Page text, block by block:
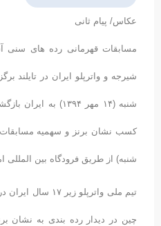
عکاس/ پیام ثانی
مسابقات قهرمانی رده های سنی
شیرجه و واترپلو ایران در تایلند
شنبه (۱۴ مهر ۱۳۹۴) به
کسب نشان برنز و سهمیه مسابقات
شنبه) از طریق فرودگاه بین المللی
تیم ملی واترپلو زیر
چین در دیدار رده بندی به نشان